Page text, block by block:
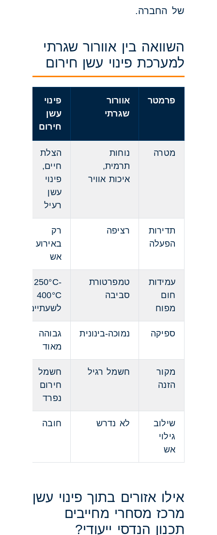
של החברה.
השוואה בין אוורור שגרתי
למערכת פינוי עשן חירום
פרמטר
אוורור
שגרתי
פינוי
עשן
חירום
מטרה
נוחות
תרמית,
איכות אוויר
הצלת
חיים,
פינוי
עשן
רעיל
תדירות
הפעלה
רציפה
רק
באירוע
אש
עמידות
חום
מפוח
טמפרטורת
סביבה
250°C-
400°C
לשעתיים
ספיקה נמוכה-בינונית
גבוהה
מאוד
מקור
הזנה
חשמל רגיל
חשמל
חירום
נפרד
שילוב
גילוי
אש
לא נדרש חובה
אילו אזורים בתוך פינוי עשן
מרכז מסחרי מחייבים
תכנון הנדסי ייעודי?